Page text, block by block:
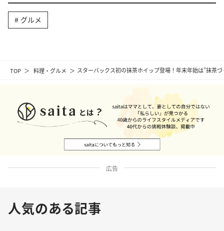
TOP 料理・グルメ スターバックス初の抹茶ホイップ登場！年末年始は”抹茶
グルメ
広告
人気のある記事